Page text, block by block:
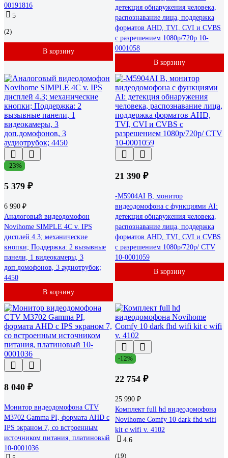
00191816
5
(2)
В корзину
детекция обнаружения человека,
распознавание лица, поддержка
форматов AHD, TVI, CVI и CVBS
с разрешением 1080p/720p 10-
0001058
В корзину
-23%
5 379 ₽
6 990 ₽
Аналоговый видеодомофон
Novihome SIMPLE 4C v. IPS
дисплей 4.3; механические
кнопки; Поддержка: 2 вызывные
панели, 1 видеокамеры, 3
доп.домофонов, 3 аудиотрубок;
4450
В корзину
21 390 ₽
-M5904AI B, монитор
видеодомофона с функциями AI:
детекция обнаружения человека,
распознавание лица, поддержка
форматов AHD, TVI, CVI и CVBS
с разрешением 1080p/720p/ CTV
10-0001059
В корзину
8 040 ₽
Монитор видеодомофона CTV
M3702 Gamma PI, формата AHD с
IPS экраном 7, со встроенным
источником питания, платиновый
10-0001036
-12%
22 754 ₽
25 990 ₽
Комплект full hd видеодомофона
Novihome Comfy 10 dark fhd wifi
kit с wifi v. 4102
4.6
(19)